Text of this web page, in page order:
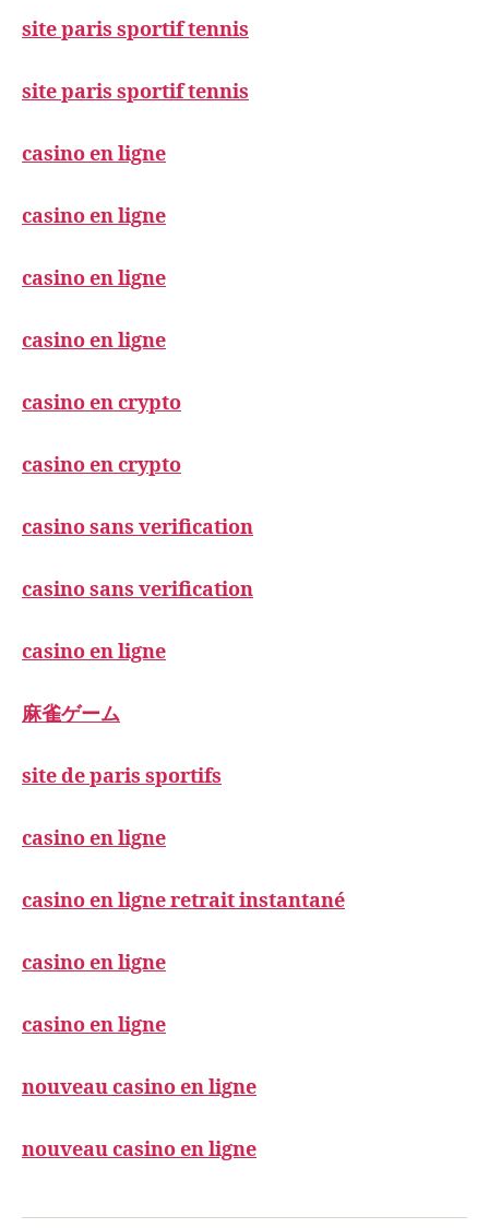
site paris sportif tennis
site paris sportif tennis
casino en ligne
casino en ligne
casino en ligne
casino en ligne
casino en crypto
casino en crypto
casino sans verification
casino sans verification
casino en ligne
麻雀ゲーム
site de paris sportifs
casino en ligne
casino en ligne retrait instantané
casino en ligne
casino en ligne
nouveau casino en ligne
nouveau casino en ligne